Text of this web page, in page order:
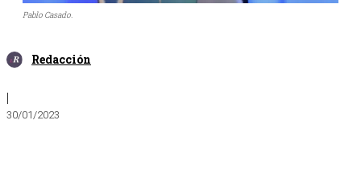
Pablo Casado.
Redacción
|
30/01/2023